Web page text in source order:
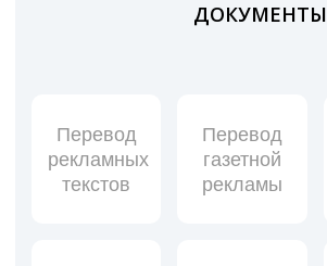
ДОКУМЕНТЫ
Перевод
рекламных
текстов
Перевод
газетной
рекламы